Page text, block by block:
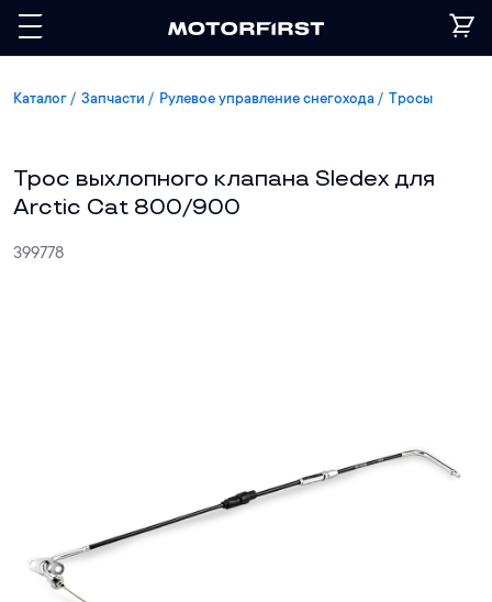
Каталог Запчасти Рулевое управление снегохода Тросы
Трос выхлопного клапана Sledex для
Arctic Cat 800/900
399778